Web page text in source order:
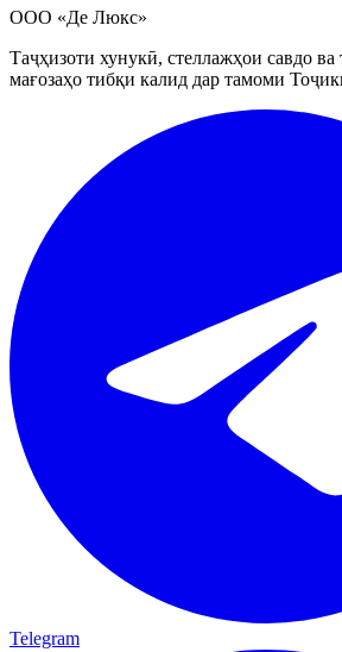
ООО «Де Люкс»
Таҷҳизоти хунукӣ, стеллажҳои савдо ва
мағозаҳо тибқи калид дар тамоми
Telegram